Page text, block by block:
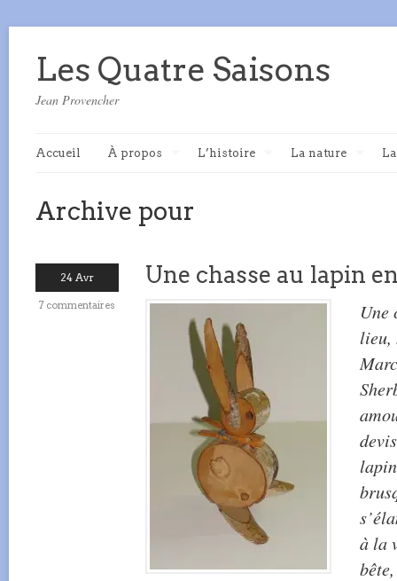
Les Quatre Saisons
Jean Provencher
Accueil À propos L’histoire La nature
Archive pour
24 Avr
7 commentaires
Une chasse au lapin
Une
lieu,
à la